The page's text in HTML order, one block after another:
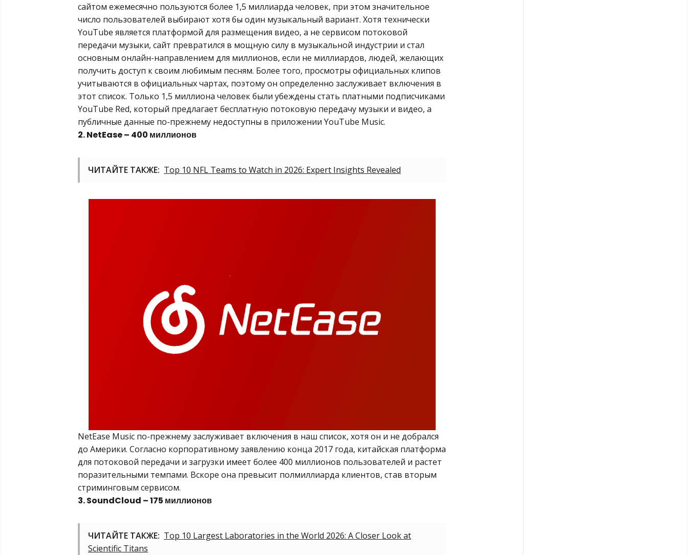
сайтом ежемесячно пользуются более 1,5 миллиарда человек, при этом значительное
число пользователей выбирают хотя бы один музыкальный вариант. Хотя технически
YouTube является платформой для размещения видео, а не сервисом потоковой
передачи музыки, сайт превратился в мощную силу в музыкальной индустрии и стал
основным онлайн-направлением для миллионов, если не миллиардов, людей, желающих
получить доступ к своим любимым песням. Более того, просмотры официальных клипов
учитываются в официальных чартах, поэтому он определенно заслуживает включения в
этот список. Только 1,5 миллиона человек были убеждены стать платными подписчиками
YouTube Red, который предлагает бесплатную потоковую передачу музыки и видео, а
публичные данные по-прежнему недоступны в приложении YouTube Music.
2. NetEase – 400 миллионов
ЧИТАЙТЕ ТАКЖЕ: Top 10 NFL Teams to Watch in 2026: Expert Insights Revealed
NetEase Music по-прежнему заслуживает включения в наш список, хотя он и не добрался
до Америки. Согласно корпоративному заявлению конца 2017 года, китайская платформа
для потоковой передачи и загрузки имеет более 400 миллионов пользователей и растет
поразительными темпами. Вскоре она превысит полмиллиарда клиентов, став вторым
стриминговым сервисом.
3. SoundCloud – 175 миллионов
ЧИТАЙТЕ ТАКЖЕ: Top 10 Largest Laboratories in the World 2026: A Closer Look at
Scientific Titans